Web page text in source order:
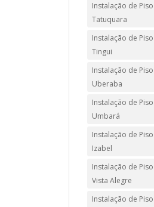
Instalação de
Tatuquara
Instalação de
Tingui
Instalação de
Uberaba
Instalação de
Umbará
Instalação de
Izabel
Instalação de
Vista Alegre
Instalação de